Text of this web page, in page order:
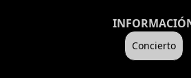
Concierto